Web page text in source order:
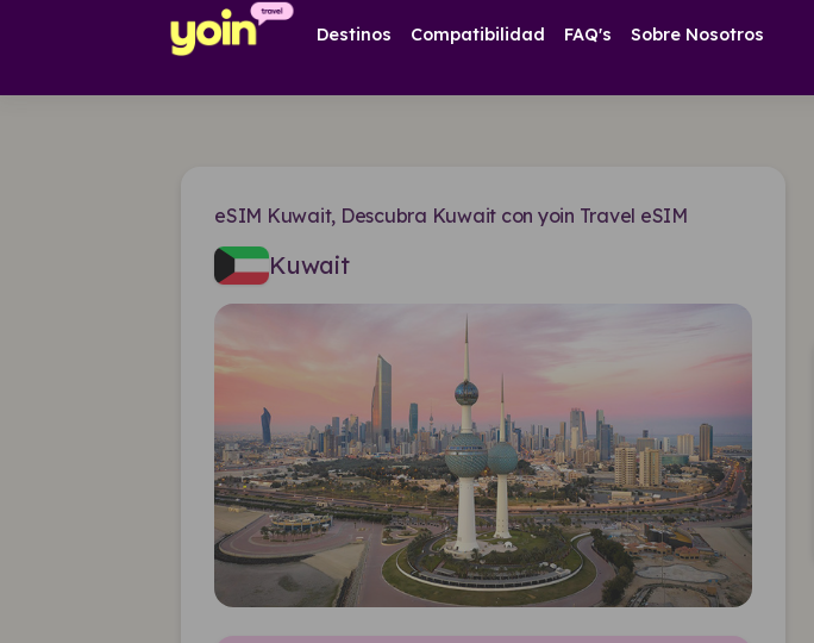
Destinos Compatibilidad FAQ's Sobre Nosotros
eSIM Kuwait, Descubra Kuwait con yoin Travel eSIM
Kuwait